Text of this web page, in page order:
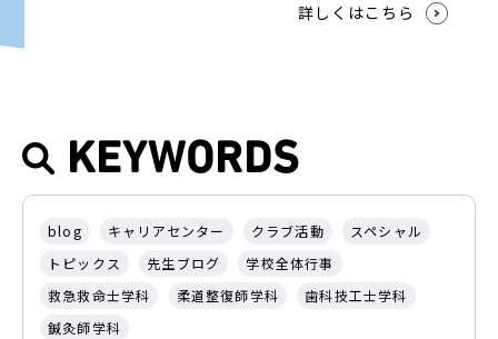
詳しくはこちら
KEYWORDS
blog キャリアセンター クラブ活動
スペシャル
トピックス
先生ブログ
学校全体行事
救急救命士学科
柔道整復師学科
歯科技工士学科
鍼灸師学科